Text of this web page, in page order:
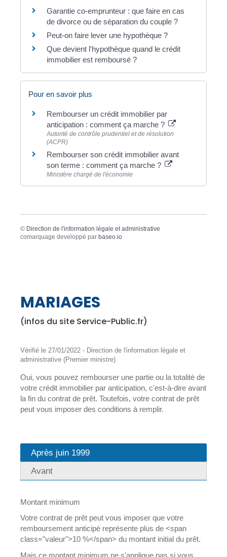
Garantie co-emprunteur : que faire en cas
de divorce ou de séparation du couple ?
Peut-on faire lever une hypothèque ?
Que devient l'hypothèque quand le crédit
immobilier est remboursé ?
Pour en savoir plus
Rembourser un crédit immobilier par
anticipation : comment ça marche ?
Autorité de contrôle prudentiel et de résolution
(ACPR)
Rembourser son crédit immobilier avant
son terme : comment ça marche ?
Ministère chargé de l'économie
© Direction de l'information légale et administrative
comarquage developpé par baseo.io
MARIAGES
(infos du site Service-Public.fr)
Vérifié le 27/01/2022 - Direction de l'information légale et
administrative (Premier ministre)
Oui, vous pouvez rembourser une partie ou la totalité de
votre crédit immobilier par anticipation, c'est-à-dire avant
la fin du contrat de prêt. Toutefois, votre contrat de prêt
peut vous imposer des conditions à remplir.
Après juin 1999
Avant
Montant minimum
Votre contrat de prêt peut vous imposer que votre
remboursement anticipé représente plus de <span
class="valeur">10 %</span> du montant initial du prêt.
Mais ce montant minimum ne s'applique pas si vous